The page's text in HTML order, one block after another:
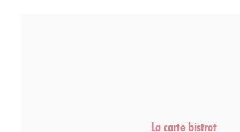
La carte bistrot